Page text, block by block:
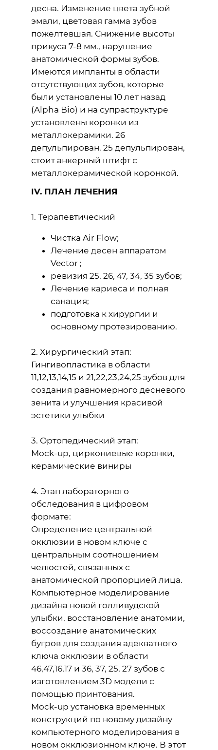
десна. Изменение цвета зубной
эмали, цветовая гамма зубов
пожелтевшая. Снижение высоты
прикуса 7-8 мм., нарушение
анатомической формы зубов.
Имеются импланты в области
отсутствующих зубов, которые
были установлены 10 лет назад
(Alpha Bio) и на супраструктуре
установлены коронки из
металлокерамики. 26
депульпирован. 25 депульпирован,
стоит анкерный штифт с
металлокерамической коронкой.
IV. ПЛАН ЛЕЧЕНИЯ
1. Терапевтический
Чистка Air Flow;
Лечение десен аппаратом
Vector ;
ревизия 25, 26, 47, 34, 35 зубов;
Лечение кариеса и полная
санация;
подготовка к хирургии и
основному протезированию.
2. Хирургический этап:
Гингивопластика в области
11,12,13,14,15 и 21,22,23,24,25 зубов для
создания равномерного десневого
зенита и улучшения красивой
эстетики улыбки
3. Ортопедический этап:
Mock-up, циркониевые коронки,
керамические виниры
4. Этап лабораторного
обследования в цифровом
формате:
Определение центральной
окклюзии в новом ключе с
центральным соотношением
челюстей, связанных с
анатомической пропорцией лица.
Компьютерное моделирование
дизайна новой голливудской
улыбки, восстановление анатомии,
воссоздание анатомических
бугров для создания адекватного
ключа окклюзии в области
46,47,16,17 и 36, 37, 25, 27 зубов с
изготовлением 3D модели с
помощью принтования.
Mock-up установка временных
конструкций по новому дизайну
компьютерного моделирования в
новом окклюзионном ключе. В этот